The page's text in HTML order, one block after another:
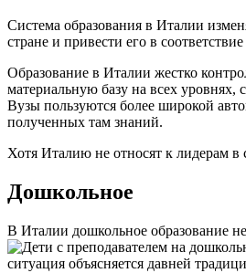
Система образования в Италии
стране и привести его в
Образование в Италии жестко
материальную базу на всех уровнях,
Вузы пользуются более широкой
полученных там знаний.
Хотя Италию не относят к лидерам в
Дошкольное
В Италии дошкольное образование не
ситуация объясняется давней